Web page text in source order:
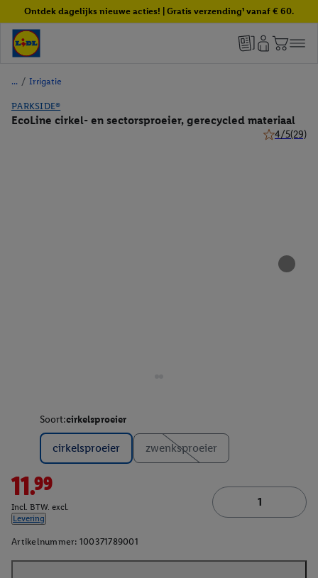
Ontdek dagelijks nieuwe acties! | Gratis verzending¹ vanaf € 60.
/ Irrigatie
PARKSIDE®
EcoLine cirkel- en sectorsproeier, gerecycled materiaal
4/5(29)
Soort:cirkelsproeier
cirkelsproeier zwenksproeier
11.99
Incl. BTW. excl.
Levering
Artikelnummer: 100371789001